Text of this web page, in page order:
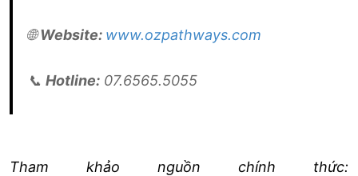
🌐Website: www.ozpathways.com
📞 Hotline: 07.6565.5055
Tham khảo nguồn chính thức: